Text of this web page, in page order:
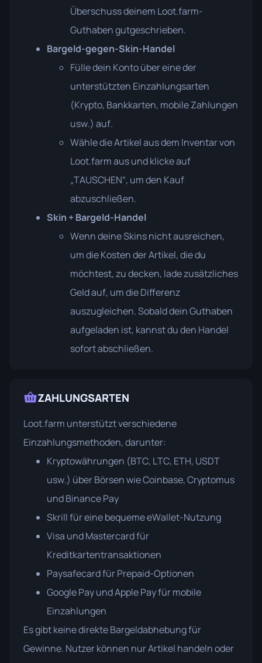
Überschuss deinem Loot.farm-
Guthaben gutgeschrieben.
Bargeld-gegen-Skin-Handel
Fülle dein Konto über eine der
unterstützten Einzahlungsarten
(Krypto, Bankkarten, mobile Zahlungen
usw.) auf.
Wähle die Artikel aus dem Inventar von
Loot.farm aus und klicke auf
„TAUSCHEN“, um den Kauf
abzuschließen.
Skin + Bargeld-Handel
Wenn deine Skins nicht ausreichen,
um die Kosten der Artikel, die du
möchtest, zu decken, lade zusätzliches
Geld auf, um die Differenz
auszugleichen. Sobald dein Guthaben
aufgeladen ist, kannst du den Handel
sofort abschließen.
ZAHLUNGSARTEN
Loot.farm unterstützt verschiedene
Einzahlungsmethoden, darunter:
Kryptowährungen (BTC, LTC, ETH, USDT
usw.) über Börsen wie Coinbase, Cryptomus
und Binance Pay
Skrill für eine bequeme eWallet-Nutzung
Visa und Mastercard für
Kreditkartentransaktionen
Paysafecard für Prepaid-Optionen
Google Pay und Apple Pay für mobile
Einzahlungen
Es gibt keine direkte Bargeldabhebung für
Gewinne. Nutzer können nur Artikel handeln oder